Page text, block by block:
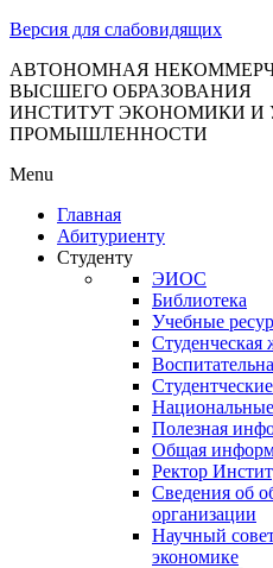
Версия для слабовидящих
АВТОНОМНАЯ
ВЫСШЕГО ОБРАЗОВАНИЯ
ИНСТИТУТ ЭКОНОМИКИ И
ПРОМЫШЛЕННОСТИ
Menu
Главная
Абитуриенту
Студенту
ЭИОС
Библиотека
Учебные
Студенческая
Полезная
Общая
Ректор
Сведения об
организации
Научный
экономике